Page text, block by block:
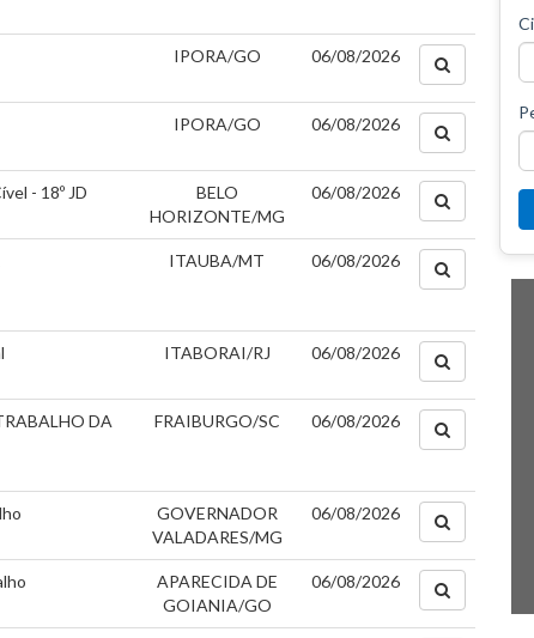
IPORA/GO 06/08/2026
IPORA/GO 06/08/2026
- 18º JD
BELO
HORIZONTE/MG
06/08/2026
ITAUBA/MT 06/08/2026
ITABORAI/RJ 06/08/2026
DA
FRAIBURGO/SC 06/08/2026
GOVERNADOR
VALADARES/MG
06/08/2026
APARECIDA DE
GOIANIA/GO
06/08/2026